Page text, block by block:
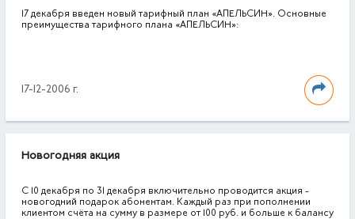
17 декабря введен новый тарифный план «АПЕЛЬСИН». Основные
преимущества тарифного плана «АПЕЛЬСИН»:
17-12-2006 г.
Новогодняя акция
С 10 декабря по 31 декабря включительно проводится акция -
новогодний подарок абонентам. Каждый раз при пополнении
клиентом счёта на сумму в размере от 100 руб. и больше к балансу